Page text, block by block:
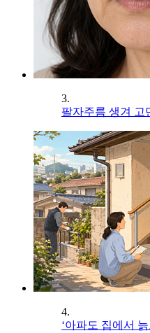
3.
팔자주름 생겨 고
4.
‘아파도 집에서